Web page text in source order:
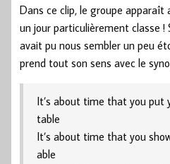
Dans ce clip, le groupe apparaît
un jour particulièrement classe !
avait pu nous sembler un peu
prend tout son sens avec le
It’s about time that you put
table
It’s about time that you
able